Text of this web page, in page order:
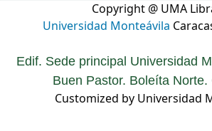
Copyright @ UMA
Universidad Monteávila
Edif. Sede principal Universidad
Buen Pastor. Boleíta Norte.
Customized by Universidad